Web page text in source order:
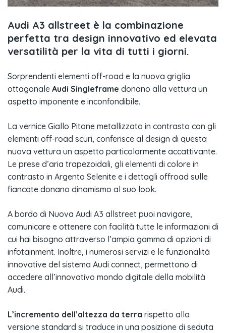
Audi A3 allstreet è la combinazione
perfetta tra design innovativo ed elevata
versatilità per la vita di tutti i giorni.
Sorprendenti elementi off-road e la nuova griglia
ottagonale Audi Singleframe donano alla vettura un
aspetto imponente e inconfondibile.
La vernice Giallo Pitone metallizzato in contrasto con gli
elementi off-road scuri, conferisce al design di questa
nuova vettura un aspetto particolarmente accattivante.
Le prese d’aria trapezoidali, gli elementi di colore in
contrasto in Argento Selenite e i dettagli offroad sulle
fiancate donano dinamismo al suo look.
A bordo di Nuova Audi A3 allstreet puoi navigare,
comunicare e ottenere con facilità tutte le informazioni di
cui hai bisogno attraverso l’ampia gamma di opzioni di
infotainment. Inoltre, i numerosi servizi e le funzionalità
innovative del sistema Audi connect, permettono di
accedere all’innovativo mondo digitale della mobilità
Audi.
L’incremento dell’altezza da terra rispetto alla
versione standard si traduce in una posizione di seduta